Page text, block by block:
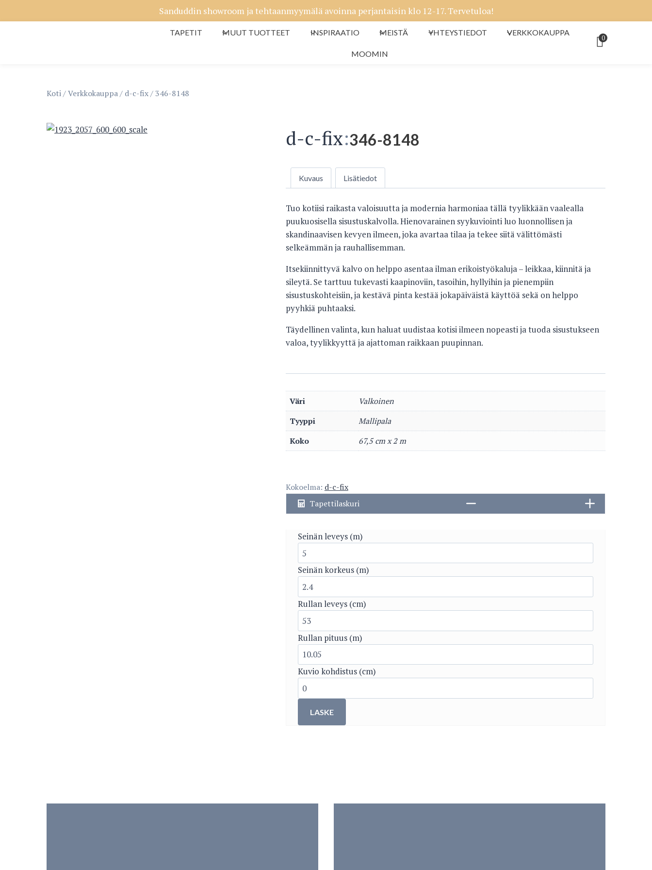
sisältöön
Sanduddin showroom ja tehtaanmyymälä avoinna perjantaisin klo 12-17. Tervetuloa!
TAPETIT MUUT TUOTTEET INSPIRAATIO MEISTÄ YHTEYSTIEDOT VERKKOKAUPPA
MOOMIN
0
Koti/Verkkokauppa/ d-c-fix/ 346-8148
d-c-fix:346-8148
Kuvaus Lisätiedot
Tuo kotiisi raikasta valoisuutta ja modernia harmoniaa tällä tyylikkään vaalealla
puukuosisella sisustuskalvolla. Hienovarainen syykuviointi luo luonnollisen ja
skandinaavisen kevyen ilmeen, joka avartaa tilaa ja tekee siitä välittömästi
selkeämmän ja rauhallisemman.
Itsekiinnittyvä kalvo on helppo asentaa ilman erikoistyökaluja – leikkaa, kiinnitä ja
sileytä. Se tarttuu tukevasti kaapinoviin, tasoihin, hyllyihin ja pienempiin
sisustuskohteisiin, ja kestävä pinta kestää jokapäiväistä käyttöä sekä on helppo
pyyhkiä puhtaaksi.
Täydellinen valinta, kun haluat uudistaa kotisi ilmeen nopeasti ja tuoda sisustukseen
valoa, tyylikkyyttä ja ajattoman raikkaan puupinnan.
Väri
Valkoinen
Tyyppi
Mallipala
Koko
67,5 cm x 2 m
Kokoelma: d-c-fix
Tapettilaskuri
Seinän leveys (m)
Seinän korkeus (m)
Rullan leveys (cm)
Rullan pituus (m)
Kuvio kohdistus (cm)
LASKE